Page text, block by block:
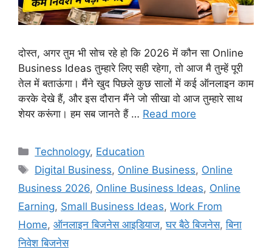
दोस्त, अगर तुम भी सोच रहे हो कि 2026 में कौन सा Online
Business Ideas तुम्हारे लिए सही रहेगा, तो आज मै तुम्हें पूरी
तेल में बताऊंगा। मैंने खुद पिछले कुछ सालों में कई ऑनलाइन काम
करके देखे हैं, और इस दौरान मैंने जो सीखा वो आज तुम्हारे साथ
शेयर करूंगा। हम सब जानते हैं … Read more
Technology, Education
Digital Business, Online Business, Online
Business 2026, Online Business Ideas, Online
Earning, Small Business Ideas, Work From
Home, ऑनलाइन बिजनेस आइडियाज,घर बैठे बिजनेस,बिना
निवेश बिजनेस